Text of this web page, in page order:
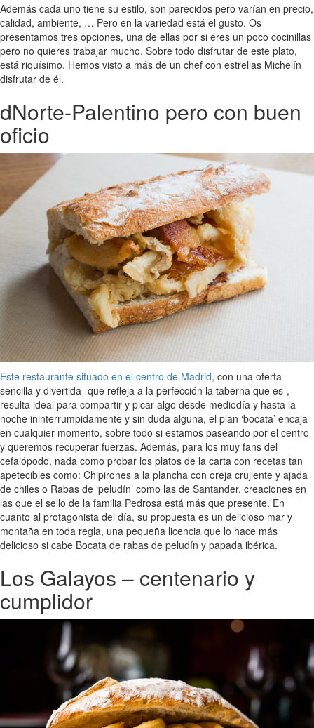
Además cada uno tiene su estilo, son parecidos pero varían en precio,
calidad, ambiente, … Pero en la variedad está el gusto. Os
presentamos tres opciones, una de ellas por si eres un poco cocinillas
pero no quieres trabajar mucho. Sobre todo disfrutar de este plato,
está riquísimo. Hemos visto a más de un chef con estrellas Michelín
disfrutar de él.
dNorte-Palentino pero con buen
oficio
Este restaurante situado en el centro de Madrid, con una oferta
sencilla y divertida -que refleja a la perfección la taberna que es-,
resulta ideal para compartir y picar algo desde mediodía y hasta la
noche ininterrumpidamente y sin duda alguna, el plan ‘bocata’ encaja
en cualquier momento, sobre todo si estamos paseando por el centro
y queremos recuperar fuerzas. Además, para los muy fans del
cefalópodo, nada como probar los platos de la carta con recetas tan
apetecibles como: Chipirones a la plancha con oreja crujiente y ajada
de chiles o Rabas de ‘peludín’ como las de Santander, creaciones en
las que el sello de la familia Pedrosa está más que presente. En
cuanto al protagonista del día, su propuesta es un delicioso mar y
montaña en toda regla, una pequeña licencia que lo hace más
delicioso si cabe Bocata de rabas de peludín y papada ibérica.
Los Galayos – centenario y
cumplidor